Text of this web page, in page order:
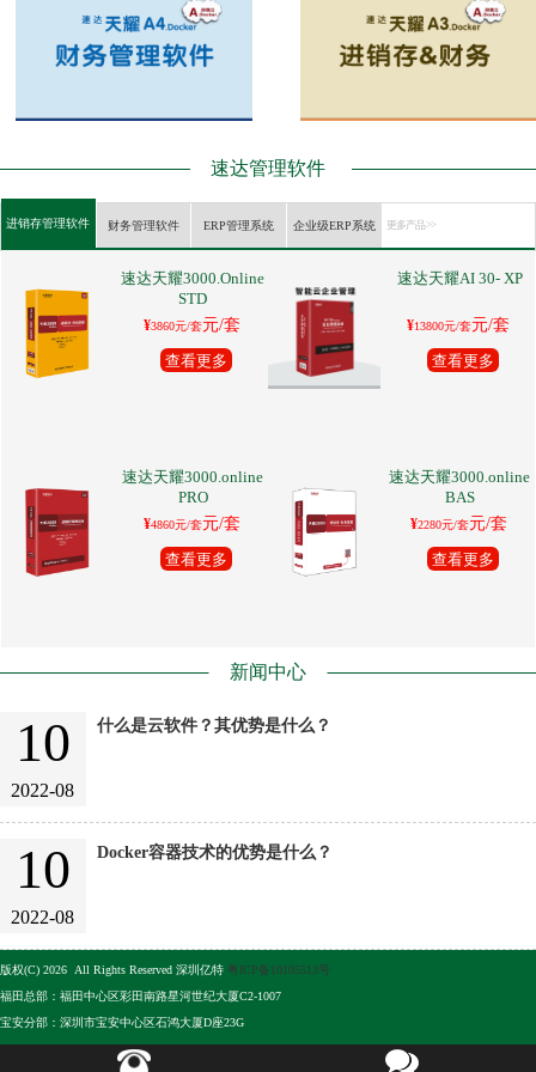
速达管理软件
进销存管理软件 财务管理软件 ERP管理系统 企业级ERP系统 更多产品 >>
速达天耀3000.Online
STD
¥3860元/套元/套
查看更多
速达天耀AI 30- XP
¥13800元/套元/套
查看更多
速达天耀3000.online
PRO
¥4860元/套元/套
查看更多
速达天耀3000.online
BAS
¥2280元/套元/套
查看更多
新闻中心
10
2022-08
什么是云软件？其优势是什么？
10
2022-08
Docker容器技术的优势是什么？
版权(C) 2026 All Rights Reserved 深圳亿特 粤ICP备10105513号
福田总部：福田中心区彩田南路星河世纪大厦C2-1007
宝安分部：深圳市宝安中心区石鸿大厦D座23G